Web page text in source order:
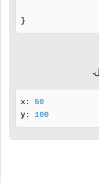
}
x: 50
y: 100